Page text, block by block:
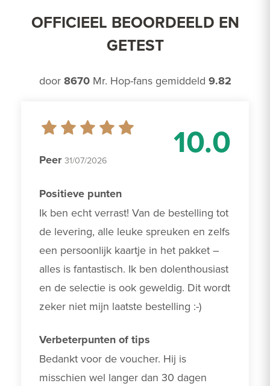
OFFICIEEL BEOORDEELD EN
GETEST
door 8670Mr. Hop-fans gemiddeld 9.82
10.0
Peer 31/07/2026
Positieve punten
Ik ben echt verrast! Van de bestelling tot
de levering, alle leuke spreuken en zelfs
een persoonlijk kaartje in het pakket –
alles is fantastisch. Ik ben dolenthousiast
en de selectie is ook geweldig. Dit wordt
zeker niet mijn laatste bestelling :-)
Verbeterpunten of tips
Bedankt voor de voucher. Hij is
misschien wel langer dan 30 dagen